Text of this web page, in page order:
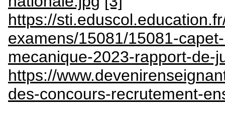
https://
examens/15081/15081-
mecanique-2023-rapport-de-
https://
des-concours-recrutement-